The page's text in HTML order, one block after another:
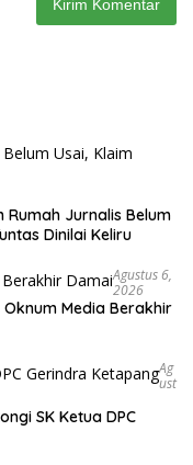
Rumah Jurnalis Belum
Dinilai Keliru
Agustus 6,
2026
Oknum Media Berakhir
Ag
Ust
SK Ketua DPC